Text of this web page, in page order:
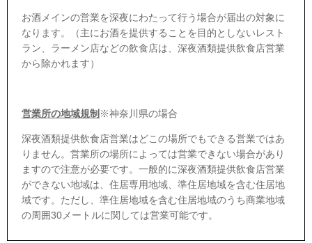
お酒メインの営業を深夜にわたって行う場合が届出の対象に
なります。（主にお酒を提供することを目的としないレスト
ラン、ラーメン店などの飲食店は、深夜酒類提供飲食店営業
から除かれます）
営業所の地域規制 ※神奈川県の場合
深夜酒類提供飲食店営業はどこの場所でもできる営業ではあ
りません。営業所の場所によっては営業できない場合があり
ますので注意が必要です。一般的に深夜酒類提供飲食店営業
ができない地域は、住居専用地域、準住居地域を含む住居地
域です。ただし、準住居地域を含む住居地域のうち商業地域
の周囲30メートルに関しては営業可能です。